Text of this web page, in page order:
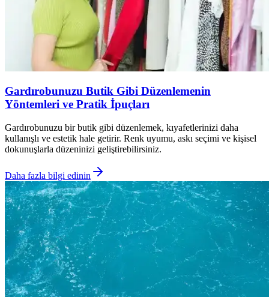
Gardırobunuzu Butik Gibi Düzenlemenin
Yöntemleri ve Pratik İpuçları
Gardırobunuzu bir butik gibi düzenlemek, kıyafetlerinizi daha
kullanışlı ve estetik hale getirir. Renk uyumu, askı seçimi ve kişisel
dokunuşlarla düzeninizi geliştirebilirsiniz.
Daha fazla bilgi edinin